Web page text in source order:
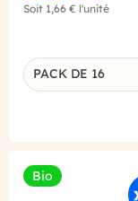
Soit 1,66 € l'unité
Déclinaison du
PACK DE 16
Bio